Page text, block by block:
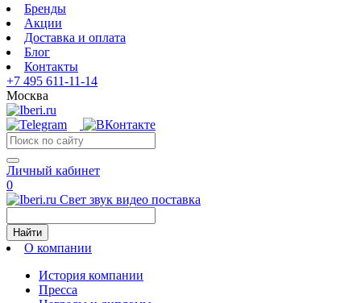
Бренды
Акции
Доставка и оплата
Блог
Контакты
+7 495 611-11-14
Москва
Личный кабинет
0
Свет звук видео поставка
Найти
О компании
История компании
Пресса